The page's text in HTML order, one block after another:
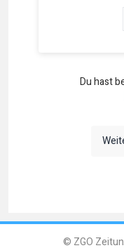
Du hast
© ZGO